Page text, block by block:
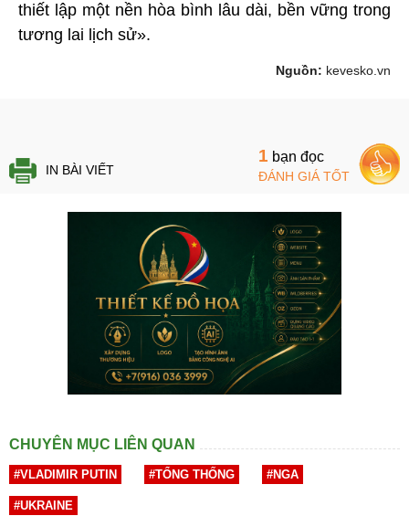
thiết lập một nền hòa bình lâu dài, bền vững trong
tương lai lịch sử».
Nguồn: kevesko.vn
IN BÀI VIẾT
1 bạn đọc
ĐÁNH GIÁ TỐT
CHUYÊN MỤC LIÊN QUAN
#VLADIMIR PUTIN #TỔNG THỐNG #NGA
#UKRAINE